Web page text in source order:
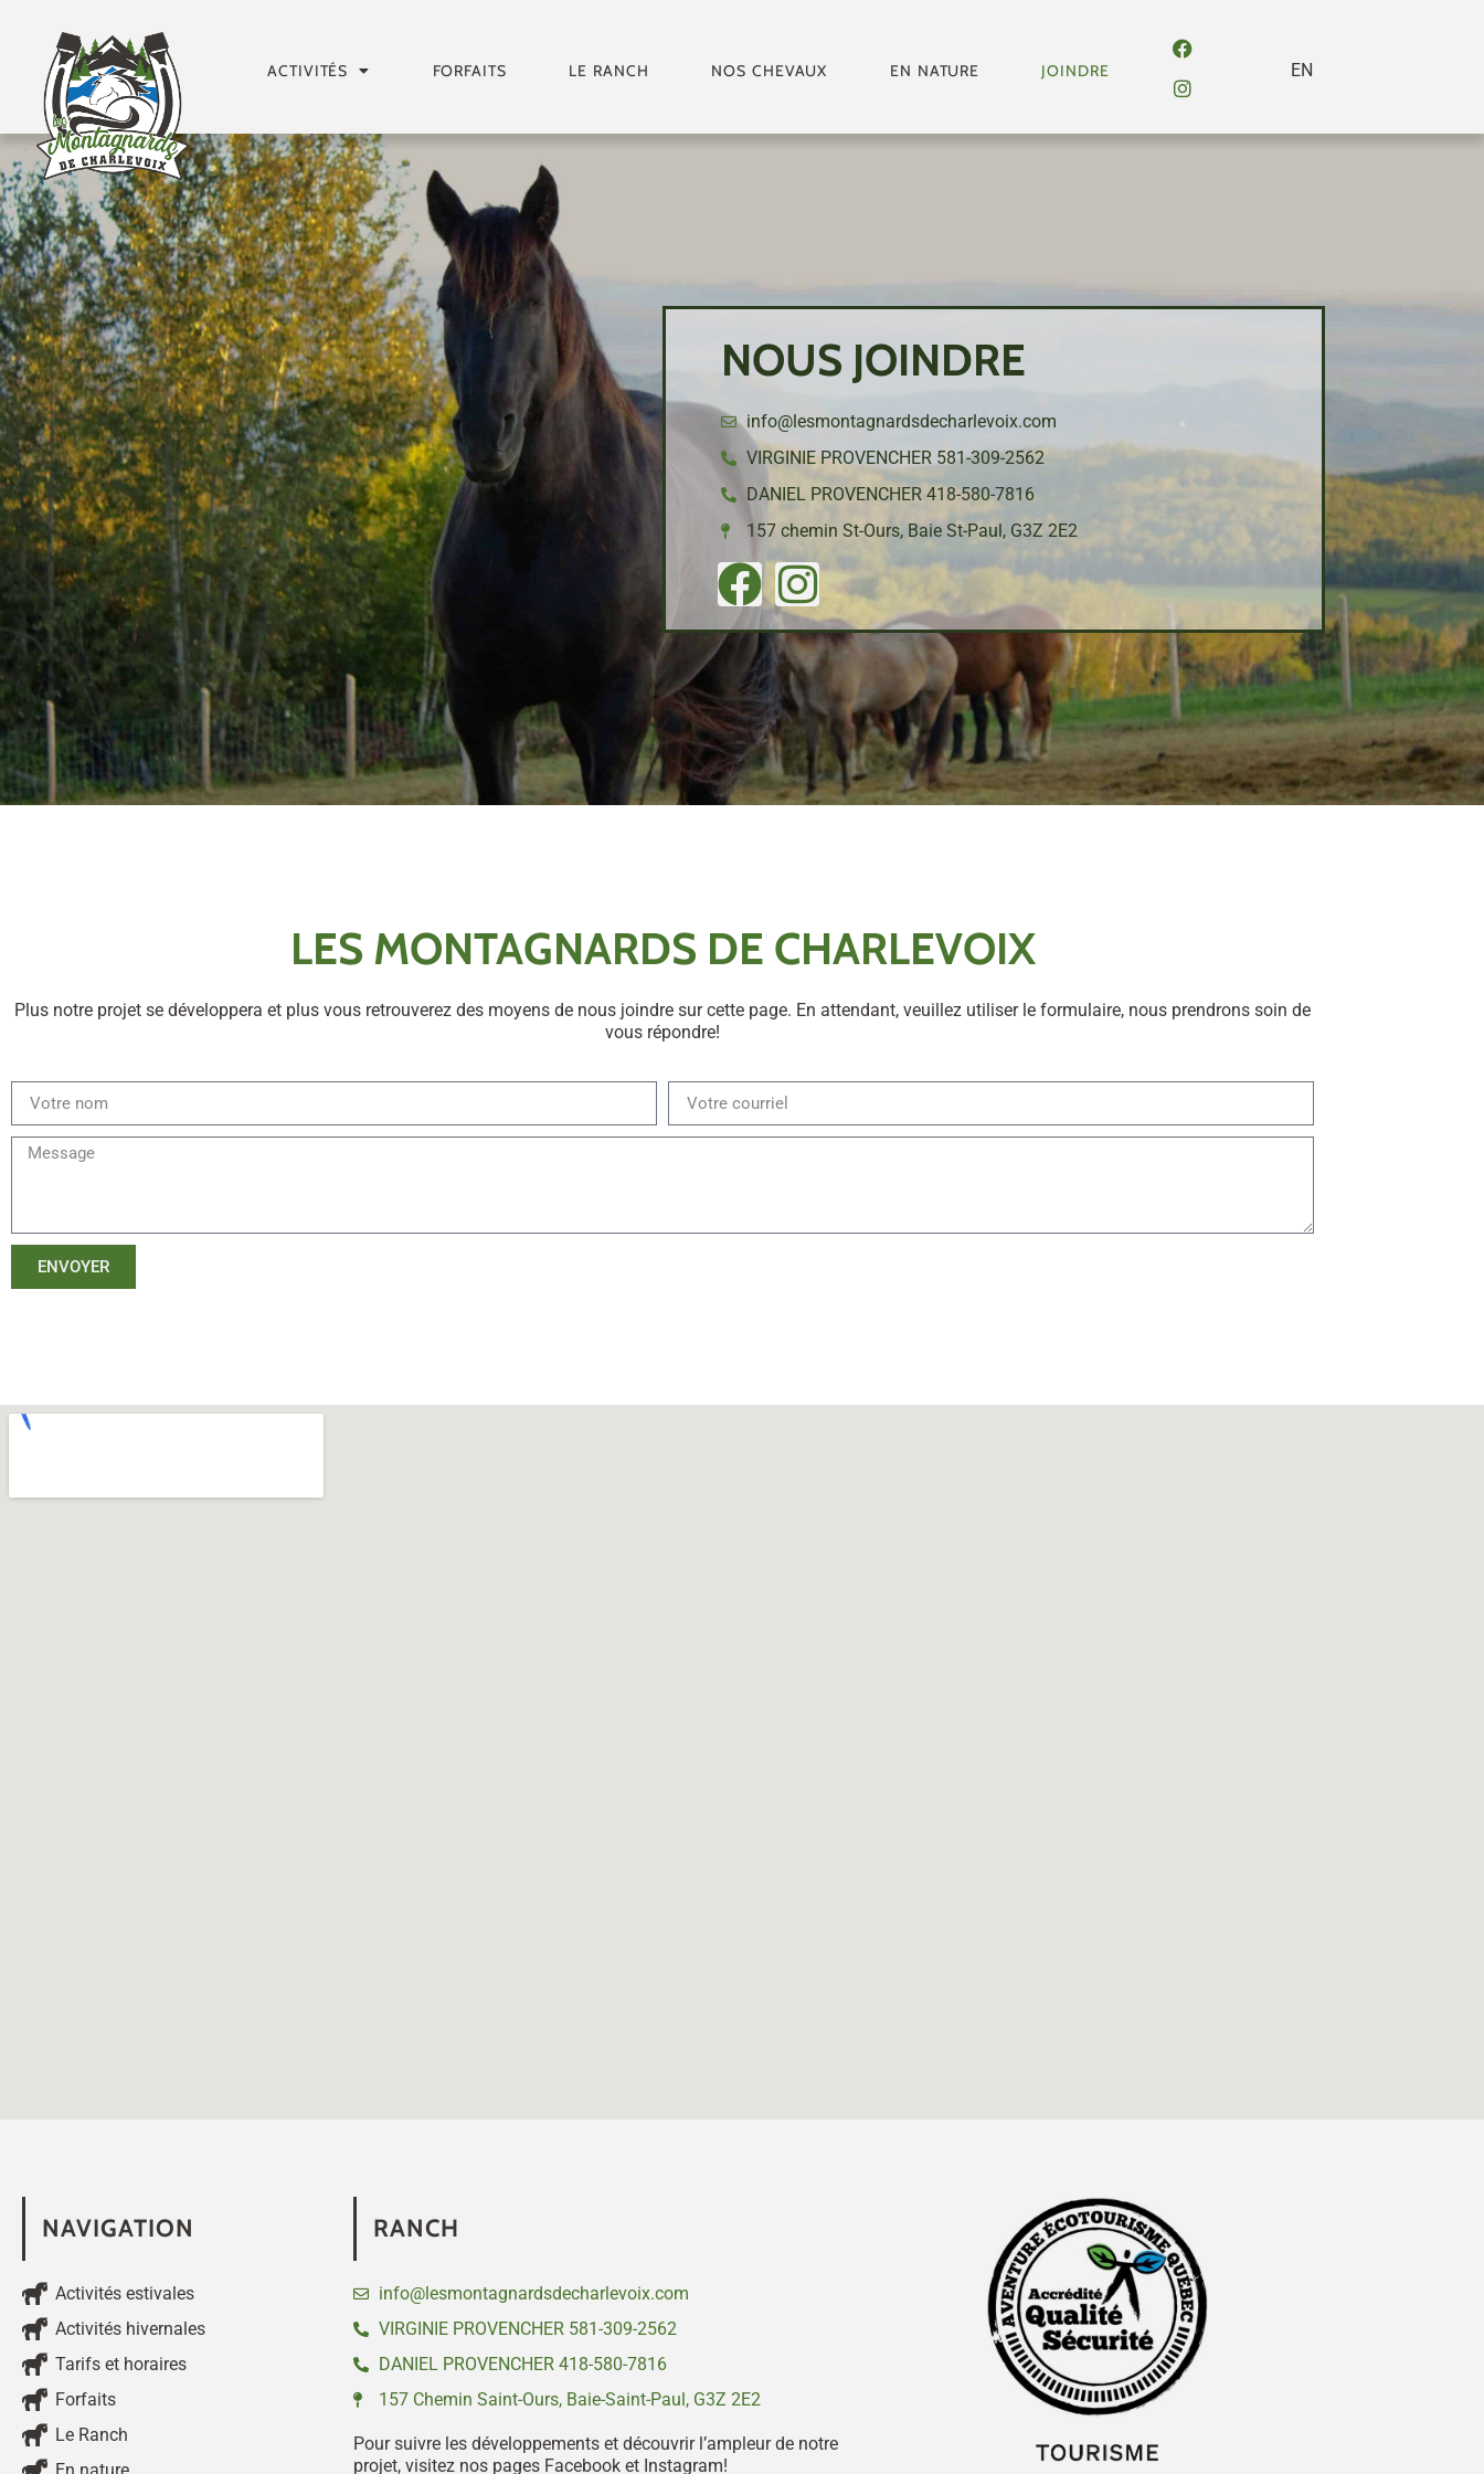
ACTIVITÉS FORFAITS LE RANCH NOS CHEVAUX EN NATURE JOINDRE EN
NOUS JOINDRE
info@lesmontagnardsdecharlevoix.com
VIRGINIE PROVENCHER 581-309-2562
DANIEL PROVENCHER 418-580-7816
157 chemin St-Ours, Baie St-Paul, G3Z 2E2
LES MONTAGNARDS DE CHARLEVOIX
Plus notre projet se développera et plus vous retrouverez des moyens de nous joindre sur cette page. En attendant, veuillez utiliser le formulaire, nous prendrons soin de
vous répondre!
ENVOYER
NAVIGATION
Activités estivales
Activités hivernales
Tarifs et horaires
Forfaits
Le Ranch
En nature
RANCH
info@lesmontagnardsdecharlevoix.com
VIRGINIE PROVENCHER 581-309-2562
DANIEL PROVENCHER 418-580-7816
157 Chemin Saint-Ours, Baie-Saint-Paul, G3Z 2E2
Pour suivre les développements et découvrir l’ampleur de notre
projet, visitez nos pages Facebook et Instagram!